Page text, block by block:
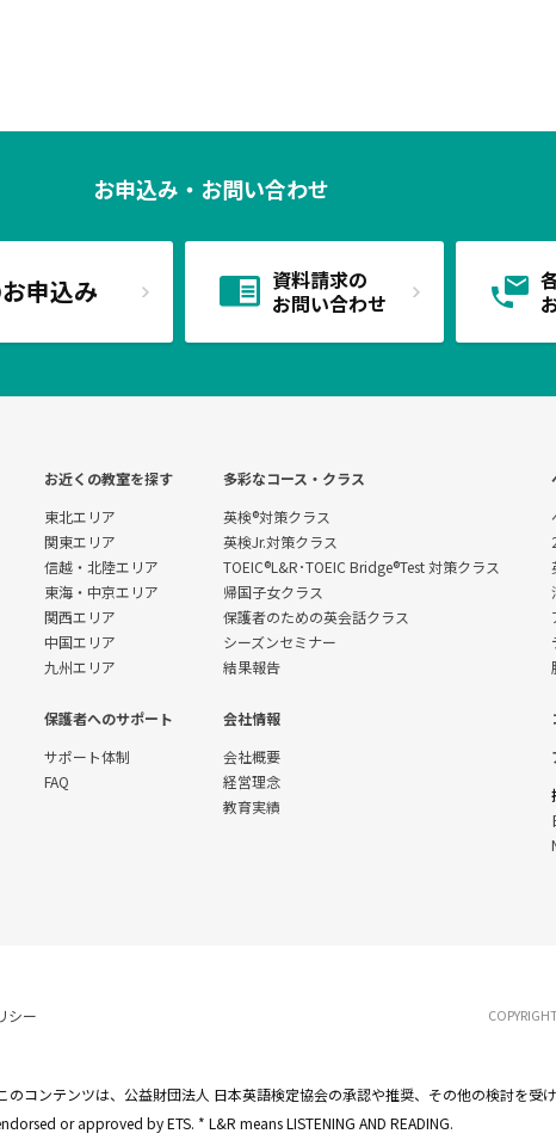
お申込み・お問い合わせ
申込み
資料請求の
お問い合わせ
お近くの教室を探す
東北エリア
関東エリア
信越・北陸エリア
東海・中京エリア
関西エリア
中国エリア
九州エリア
保護者へのサポート
サポート体制
FAQ
多彩なコース・クラス
英検®対策クラス
英検Jr.対策クラス
TOEIC®L&R･TOEIC Bridge®Test 対策クラス
帰国子女クラス
保護者のための英会話クラス
シーズンセミナー
結果報告
会社情報
会社概要
経営理念
教育実績
シー
コンテンツは、公益財団法人 日本英語検定協会の承認や推奨、その他の検討を受
or approved by ETS. * L&R means LISTENING AND READING.